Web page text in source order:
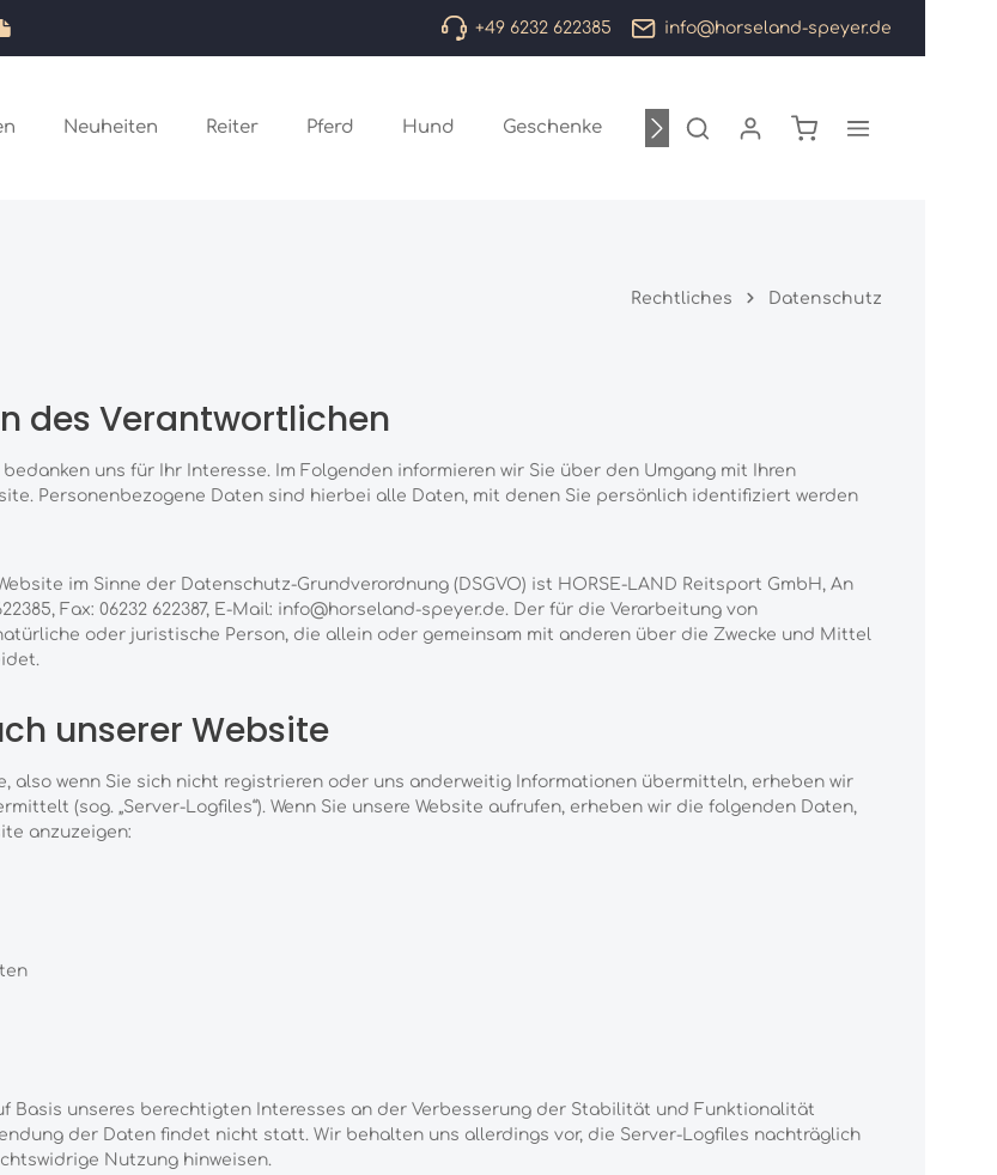
+49 6232 622385 info@horseland-speyer.de
Neuheiten Reiter Pferd Hund Geschenke Sale % MarkenWarenkorb enthält
Rechtliches Datenschutz
des Verantwortlichen
uns für Ihr Interesse. Im Folgenden informieren wir Sie über den Umgang mit Ihren
Personenbezogene Daten sind hierbei alle Daten, mit denen Sie persönlich identifiziert werden
im Sinne der Datenschutz-Grundverordnung (DSGVO) ist HORSE-LAND Reitsport GmbH, An
Fax: 06232 622387, E-Mail: info@horseland-speyer.de. Der für die Verarbeitung von
oder juristische Person, die allein oder gemeinsam mit anderen über die Zwecke und Mittel
unserer Website
also wenn Sie sich nicht registrieren oder uns anderweitig Informationen übermitteln, erheben wir
(sog. „Server-Logfiles“). Wenn Sie unsere Website aufrufen, erheben wir die folgenden Daten,
anzuzeigen:
Basis unseres berechtigten Interesses an der Verbesserung der Stabilität und Funktionalität
der Daten findet nicht statt. Wir behalten uns allerdings vor, die Server-Logfiles nachträglich
Nutzung hinweisen.